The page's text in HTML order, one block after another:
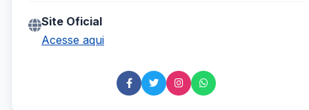
Site Oficial
Acesse aqui